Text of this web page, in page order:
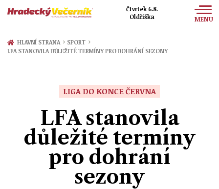
Čtvrtek 6.8.
Oldřiška
MENU
Zprávy
Společnost
HLAVNÍ STRANA › SPORT ›
LFA STANOVILA DŮLEŽITÉ TERMÍNY PRO DOHRÁNÍ SEZONY
LIGA DO KONCE ČERVNA
LFA stanovila
důležité termíny
pro dohrání
sezony